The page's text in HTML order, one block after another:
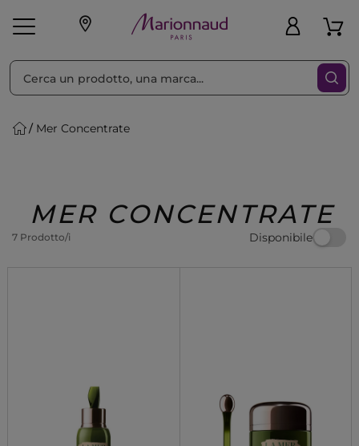
Make-up Profumi
Regalo
Mer Concentrate
MER CONCENTRATE
7 Prodotto/i Disponibile
Ordina per Filtra